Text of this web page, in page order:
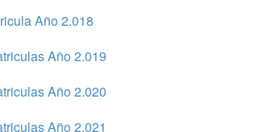
Año 2.018
Año 2.019
Año 2.020
Año 2.021